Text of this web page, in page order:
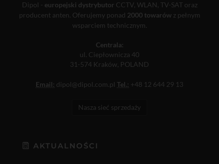
Dipol - europejski dystrybutor CCTV, WLAN, TV-SAT oraz
producent anten. Oferujemy ponad 2000 towarówz pełnym
wsparciem technicznym.
Centrala:
ul. Ciepłownicza 40
31-574 Kraków, POLAND
Email: dipol@dipol.com.pl Tel.: +48 12 644 29 13
Nasza sieć sprzedaży
AKTUALNOŚCI